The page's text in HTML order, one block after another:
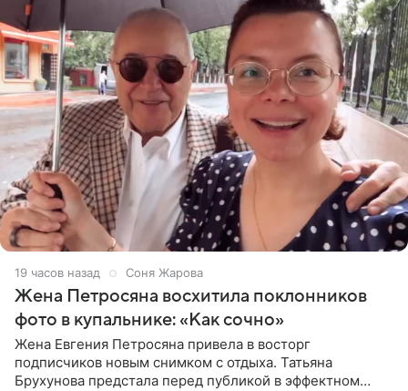
19 часов назад Соня Жарова
Жена Петросяна восхитила поклонников
фото в купальнике: «Как сочно»
Жена Евгения Петросяна привела в восторг
подписчиков новым снимком с отдыха. Татьяна
Брухунова предстала перед публикой в эффектном